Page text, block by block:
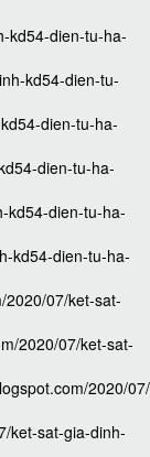
kd54-dien-tu-ha-
kd54-dien-tu-
dien-tu-ha-
dien-tu-ha-
kd54-dien-tu-ha-
kd54-dien-tu-ha-
2020/07/ket-sat-
2020/07/ket-sat-
2020/
ket-sat-gia-dinh-